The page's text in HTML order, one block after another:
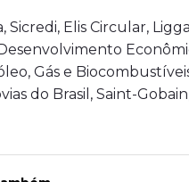
Elis Circular,
Gás e
do Brasil, Saint-